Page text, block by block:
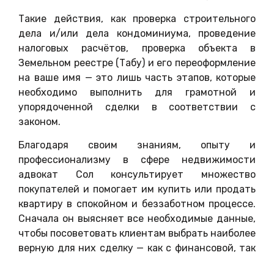
Такие действия, как проверка строительного
дела и/или дела кондоминиума, проведение
налоговых расчётов, проверка объекта в
Земельном реестре (Табу) и его переоформление
на ваше имя — это лишь часть этапов, которые
необходимо выполнить для грамотной и
упорядоченной сделки в соответствии с
законом.
Благодаря своим знаниям, опыту и
профессионализму в сфере недвижимости
адвокат Сол консультирует множество
покупателей и помогает им купить или продать
квартиру в спокойном и беззаботном процессе.
Сначала он выясняет все необходимые данные,
чтобы посоветовать клиентам выбрать наиболее
верную для них сделку — как с финансовой, так